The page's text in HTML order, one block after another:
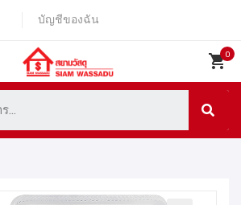
บัญชีของฉัน